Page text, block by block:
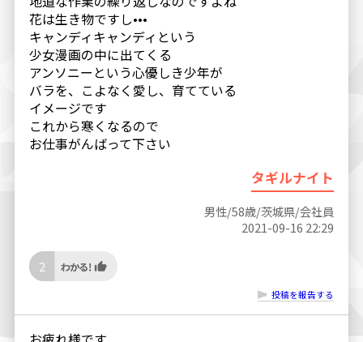
花は生き物ですし•••
キャンディキャンディという
少女漫画の中に出てくる
アンソニーという心優しき少年が
バラを、こよなく愛し、育てている
イメージです
これから寒くなるので
お仕事がんばって下さい
タギルナイト
男性/58歳/茨城県/会社員
2021-09-16 22:29
2
投稿を報告する